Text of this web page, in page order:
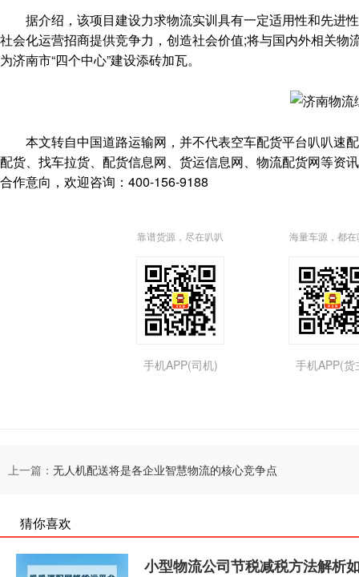
据介绍，该项目建设力求物流实训具有一定适用性和先进
社会化运营招商提供竞争力，创造社会价值;将与国内外相关
为济南市“四个中心”建设添砖加瓦。
本文转自中国道路运输网，并不代表空车配货平台叭叭速
配货、找车拉货、配货信息网、货运信息网、物流配货网等资
合作意向，欢迎咨询：400-156-9188
靠谱货源，尽在叭叭
手机APP(司机)
海量车源，都在
手机APP(货
上一篇： 无人机配送将是各企业智慧物流的核心竞争点
猜你喜欢
小型物流公司节税减税方法解析